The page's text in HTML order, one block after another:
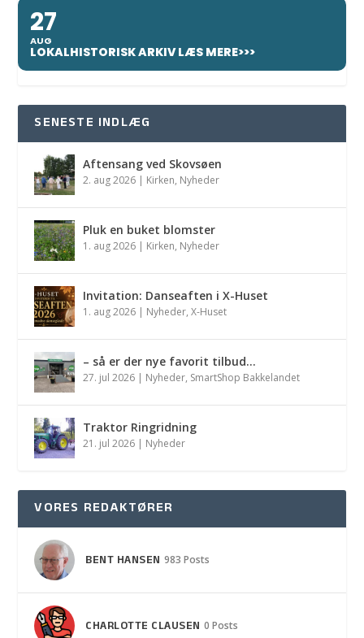
27
AUG
LOKALHISTORISK ARKIV LÆS MERE>>>
SENESTE INDLÆG
Aftensang ved Skovsøen
2. aug 2026 | Kirken, Nyheder
Pluk en buket blomster
1. aug 2026 | Kirken, Nyheder
Invitation: Danseaften i X-Huset
1. aug 2026 | Nyheder,X-Huset
– så er der nye favorit tilbud…
27. jul 2026 | Nyheder, SmartShop Bakkelandet
Traktor Ringridning
21. jul 2026 | Nyheder
VORES REDAKTØRER
BENT HANSEN 983 Posts
CHARLOTTE CLAUSEN 0 Posts